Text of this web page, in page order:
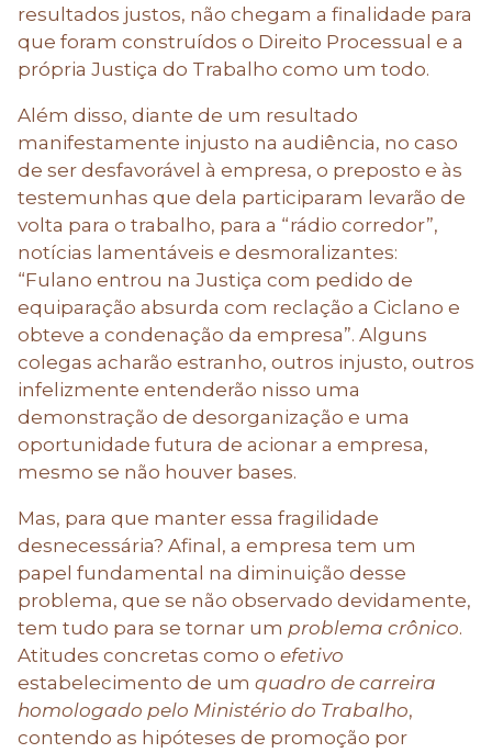
resultados justos, não chegam a finalidade para
que foram construídos o Direito Processual e a
própria Justiça do Trabalho como um todo.
Além disso, diante de um resultado
manifestamente injusto na audiência, no caso
de ser desfavorável à empresa, o preposto e às
testemunhas que dela participaram levarão de
volta para o trabalho, para a “rádio corredor”,
notícias lamentáveis e desmoralizantes:
“Fulano entrou na Justiça com pedido de
equiparação absurda com reclação a Ciclano e
obteve a condenação da empresa”. Alguns
colegas acharão estranho, outros injusto, outros
infelizmente entenderão nisso uma
demonstração de desorganização e uma
oportunidade futura de acionar a empresa,
mesmo se não houver bases.
Mas, para que manter essa fragilidade
desnecessária? Afinal, a empresa tem um
papel fundamental na diminuição desse
problema, que se não observado devidamente,
tem tudo para se tornar um problema crônico.
Atitudes concretas como o efetivo
estabelecimento de um quadro de carreira
homologado pelo Ministério do Trabalho,
contendo as hipóteses de promoção por